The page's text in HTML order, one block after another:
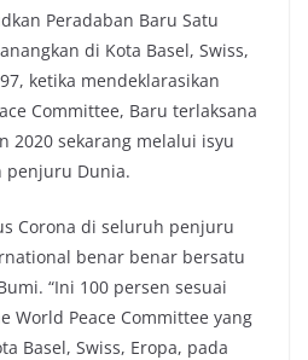
Peradaban Baru Satu
di Kota Basel, Swiss,
ketika mendeklarasikan
Committee, Baru terlaksana
2020 sekarang melalui isyu
penjuru Dunia.
Corona di seluruh penjuru
benar benar bersatu
“Ini 100 persen sesuai
World Peace Committee yang
Basel, Swiss, Eropa, pada